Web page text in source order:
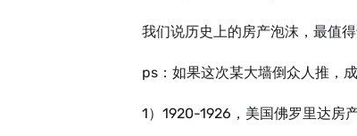
我们说历史上的房产泡沫，最值得
ps：如果这次某大墙倒众人推，
1）1920-1926，美国佛罗里达房